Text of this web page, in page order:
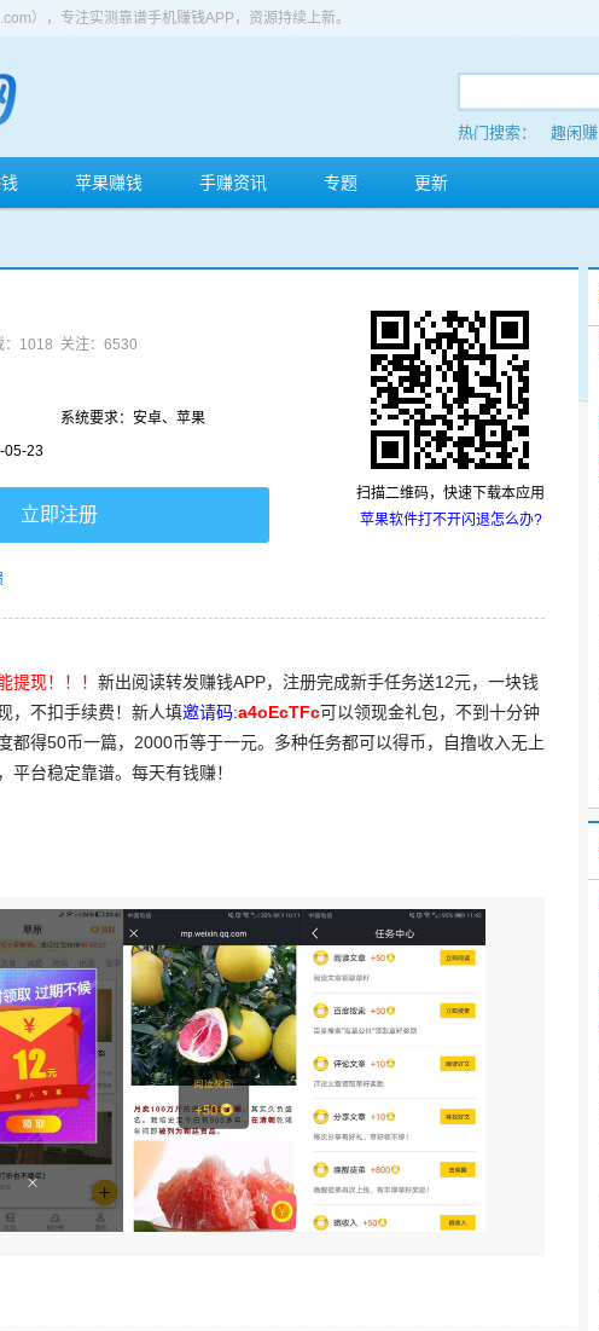
），专注实测靠谱手机赚钱APP，资源持续上新。
热门搜索： 趣闲赚
苹果赚钱 手赚资讯 专题 更新
扫描二维码，快速下载本应用
苹果软件打不开闪退怎么办?
：1018 关注：6530
系统要求：安卓、苹果
05-23
立即注册
提现！！！ 新出阅读转发赚钱APP，注册完成新手任务送12元，一块钱
，不扣手续费！新人填邀请码:a4oEcTFc可以领现金礼包，不到十分钟
都得50币一篇，2000币等于一元。多种任务都可以得币，自撸收入无上
平台稳定靠谱。每天有钱赚！